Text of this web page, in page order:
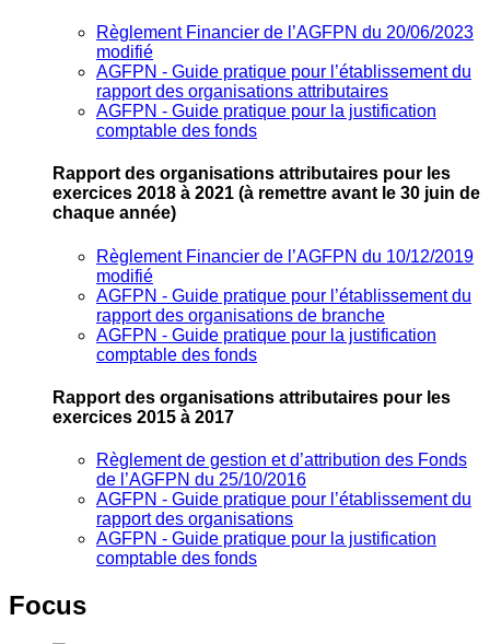
Règlement Financier de l’AGFPN du 20/06/2023
modifié
AGFPN ‐ Guide pratique pour l’établissement du
rapport des organisations attributaires
AGFPN ‐ Guide pratique pour la justification
comptable des fonds
Rapport des organisations attributaires pour les
exercices 2018 à 2021 (à remettre avant le 30 juin de
chaque année)
Règlement Financier de l’AGFPN du 10/12/2019
modifié
AGFPN ‐ Guide pratique pour l’établissement du
rapport des organisations de branche
AGFPN ‐ Guide pratique pour la justification
comptable des fonds
Rapport des organisations attributaires pour les
exercices 2015 à 2017
Règlement de gestion et d’attribution des Fonds
de l’AGFPN du 25/10/2016
AGFPN ‐ Guide pratique pour l’établissement du
rapport des organisations
AGFPN ‐ Guide pratique pour la justification
comptable des fonds
Focus